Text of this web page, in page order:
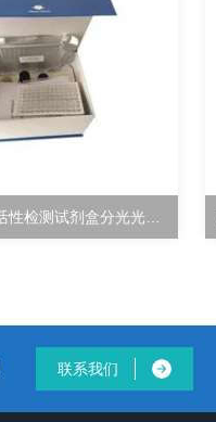
联系我们